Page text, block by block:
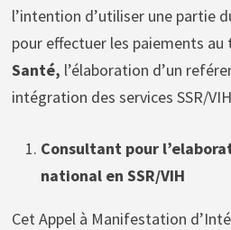
l’intention d’utiliser une partie
pour effectuer les paiements
Santé, l’élaboration d’un
intégration des services SSR/
Consultant pour
national en SSR/VIH
Cet Appel à Manifestation